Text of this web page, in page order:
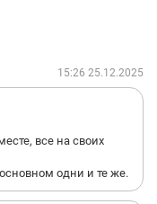
15:26 25.12.2025
все на своих
одни и те же.